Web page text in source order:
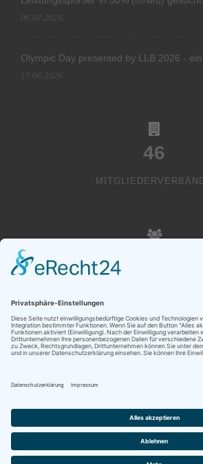
06.07.2026
Olympic Day presented by LLB 2026 -
19.06.2026
46
Copyright © Liechtenstein